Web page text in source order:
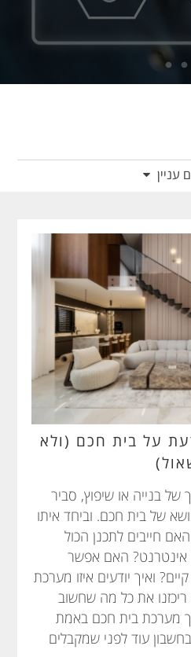
עניין
על בית חכם (ולא
בנייה או שיפוץ, סביר
של בית חכם. וביחד איתו
חייבים לתכנן הכול
אינטרנט? האם אפשר
ואיך יודעים איזו מערכת
את כל מה שחשוב
מערכת בית חכם באמת
עוד לפני שמקבלים